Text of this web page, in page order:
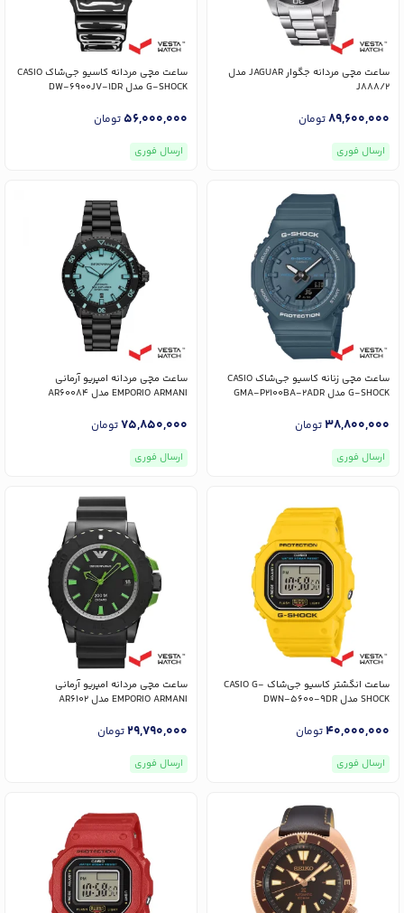
ساعت مچی مردانه جگوار JAGUAR مدل
J888/2
89,600,000تومان
ارسال فوری
ساعت مچی مردانه کاسیو جی‌شاک CASIO
G-SHOCK مدل DW-6900JV-1DR
56,000,000تومان
ارسال فوری
ساعت مچی زنانه کاسیو جی‌شاک CASIO
G-SHOCK مدل GMA-P2100BA-2ADR
38,800,000تومان
ارسال فوری
ساعت مچی مردانه امپریو آرمانی
EMPORIO ARMANI مدل AR60084
75,850,000تومان
ارسال فوری
ساعت انگشتر کاسیو جی‌شاک CASIO G-
SHOCK مدل DWN-5600-9DR
40,000,000تومان
ارسال فوری
ساعت مچی مردانه امپریو آرمانی
EMPORIO ARMANI مدل AR6102
29,790,000تومان
ارسال فوری